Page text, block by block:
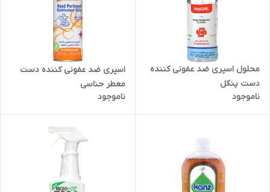
محلول اسپری ضد عفونی کننده
دست پنکل
ناموجود
اسپری ضد عفونی کننده دست
معطر حناسی
ناموجود